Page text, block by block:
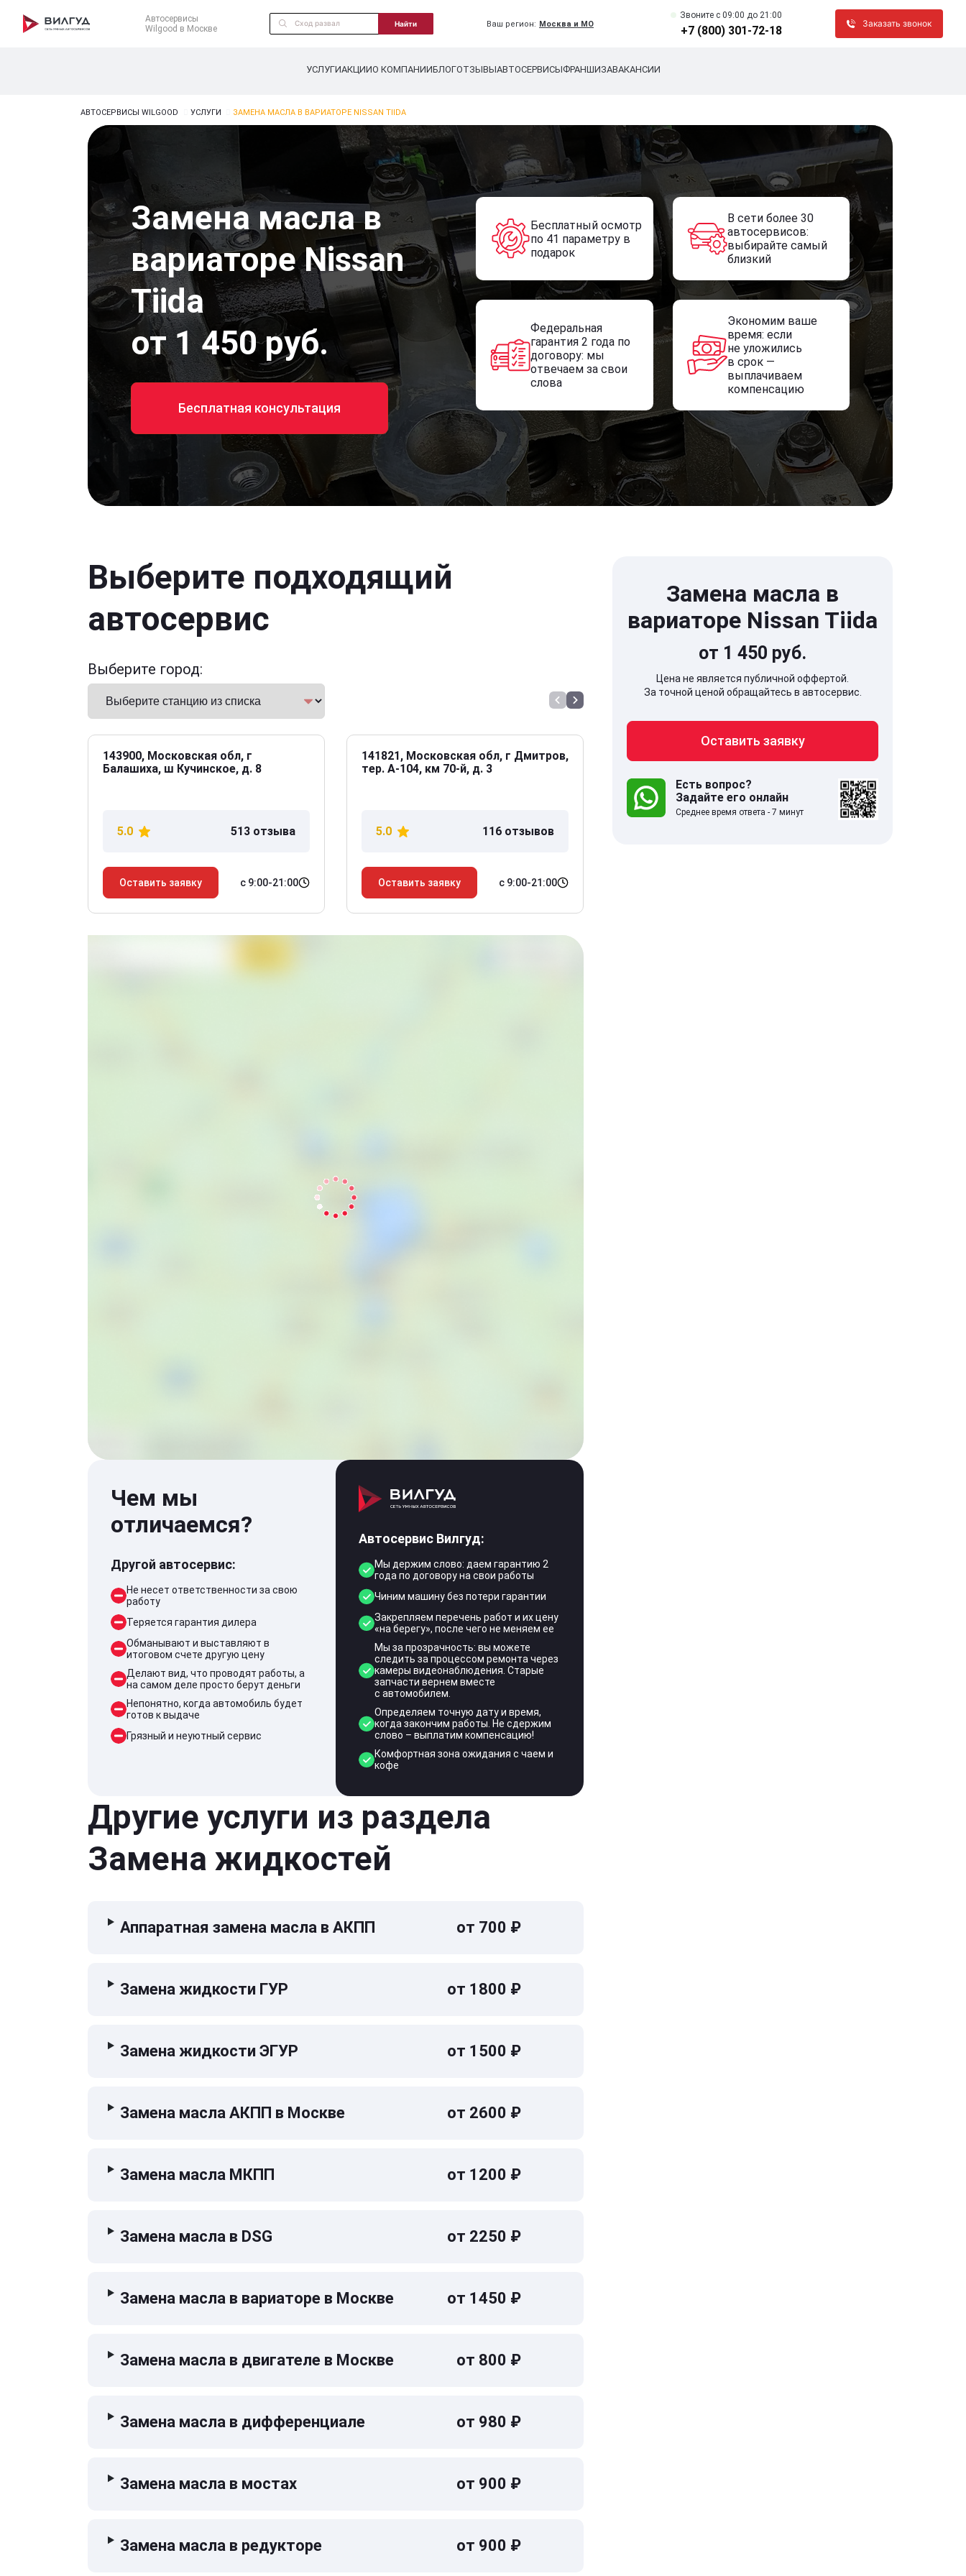
Автосервисы
Wilgood в Москве
Найти Ваш регион: Москва и МО
Звоните c 09:00 до 21:00
+7 (800) 301-72-18
Заказать звонок
УСЛУГИАКЦИИО КОМПАНИИБЛОГОТЗЫВЫАВТОСЕРВИСЫФРАНШИЗАВАКАНСИИ
АВТОСЕРВИСЫ WILGOOD УСЛУГИ ЗАМЕНА МАСЛА В ВАРИАТОРЕ NISSAN TIIDA
Замена масла в
вариаторе Nissan
Tiida
от 1 450 руб.
Бесплатная консультация
Бесплатный осмотр
по 41 параметру в
подарок
В сети более 30
автосервисов:
выбирайте самый
близкий
Федеральная
гарантия 2 года по
договору: мы
отвечаем за свои
слова
Экономим ваше
время: если
не уложились
в срок —
выплачиваем
компенсацию
Выберите подходящий
автосервис
Выберите город:
143900, Московская обл, г
Балашиха, ш Кучинское, д. 8
5.0 513 отзыва
Оставить заявку с 9:00-21:00
141821, Московская обл, г Дмитров,
тер. А-104, км 70-й, д. 3
5.0 116 отзывов
Оставить заявку с 9:00-21:00
141707, Московская обл,
дом 5
Чем мы
отличаемся?
Другой автосервис:
Не несет ответственности за свою
работу
Теряется гарантия дилера
Обманывают и выставляют в
итоговом счете другую цену
Делают вид, что проводят работы, а
на самом деле просто берут деньги
Непонятно, когда автомобиль будет
готов к выдаче
Грязный и неуютный сервис
Автосервис Вилгуд:
Мы держим слово: даем гарантию 2
года по договору на свои работы
Чиним машину без потери гарантии
Закрепляем перечень работ и их цену
«на берегу», после чего не меняем ее
Мы за прозрачность: вы можете
следить за процессом ремонта через
камеры видеонаблюдения. Старые
запчасти вернем вместе
с автомобилем.
Определяем точную дату и время,
когда закончим работы. Не сдержим
слово – выплатим компенсацию!
Комфортная зона ожидания с чаем и
кофе
Другие услуги из раздела
Замена жидкостей
Аппаратная замена масла в АКПП от 700 ₽
Замена жидкости ГУР от 1800 ₽
Замена жидкости ЭГУР от 1500 ₽
Замена масла АКПП в Москве от 2600 ₽
Замена масла МКПП от 1200 ₽
Замена масла в DSG от 2250 ₽
Замена масла в вариаторе в Москве от 1450 ₽
Замена масла в двигателе в Москве от 800 ₽
Замена масла в дифференциале от 980 ₽
Замена масла в мостах от 900 ₽
Замена масла в редукторе от 900 ₽
Замена масла в
вариаторе Nissan Tiida
от 1 450 руб.
Цена не является публичной оффертой.
За точной ценой обращайтесь в автосервис.
Оставить заявку
Есть вопрос?
Задайте его онлайн
Среднее время ответа - 7 минут